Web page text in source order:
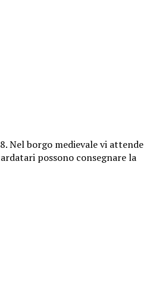
Nel borgo medievale vi attende
possono consegnare la